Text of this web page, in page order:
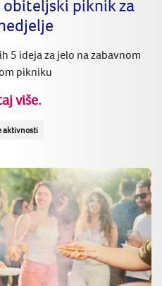
obiteljski piknik za
5 ideja za jelo na zabavnom
pikniku
više.
aktivnosti